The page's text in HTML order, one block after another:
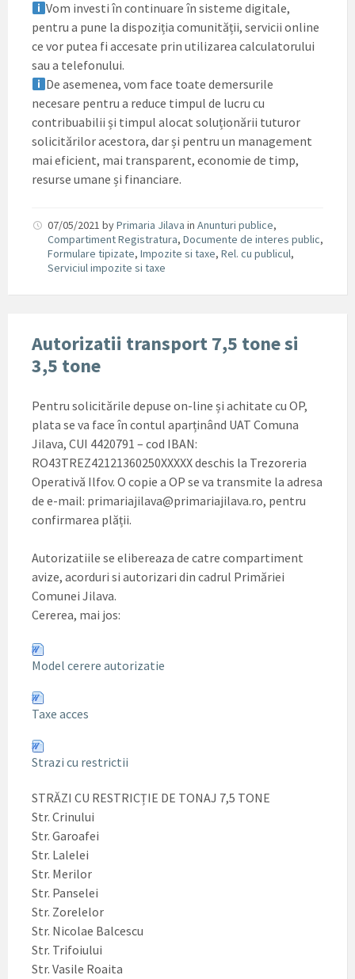
Vom investi în continuare în sisteme digitale,
pentru a pune la dispoziția comunității, servicii online
ce vor putea fi accesate prin utilizarea calculatorului
sau a telefonului.
De asemenea, vom face toate demersurile
necesare pentru a reduce timpul de lucru cu
contribuabilii și timpul alocat soluționării tuturor
solicitărilor acestora, dar și pentru un management
mai eficient, mai transparent, economie de timp,
resurse umane și financiare.
07/05/2021 byPrimaria Jilava in Anunturi publice,
Compartiment Registratura, Documente de interes public,
Formulare tipizate, Impozite si taxe, Rel. cu publicul,
Serviciul impozite si taxe
Autorizatii transport 7,5 tone si
3,5 tone
Pentru solicitările depuse on-line și achitate cu OP,
plata se va face în contul aparținând UAT Comuna
Jilava, CUI 4420791 – cod IBAN:
RO43TREZ42121360250XXXXX deschis la Trezoreria
Operativă Ilfov. O copie a OP se va transmite la adresa
de e-mail: primariajilava@primariajilava.ro, pentru
confirmarea plății.
Autorizatiile se elibereaza de catre compartiment
avize, acorduri si autorizari din cadrul Primăriei
Comunei Jilava.
Cererea, mai jos:
Model cerere autorizatie
Taxe acces
Strazi cu restrictii
STRĂZI CU RESTRICȚIE DE TONAJ 7,5 TONE
Str. Crinului
Str. Garoafei
Str. Lalelei
Str. Merilor
Str. Panselei
Str. Zorelelor
Str. Nicolae Balcescu
Str. Trifoiului
Str. Vasile Roaita